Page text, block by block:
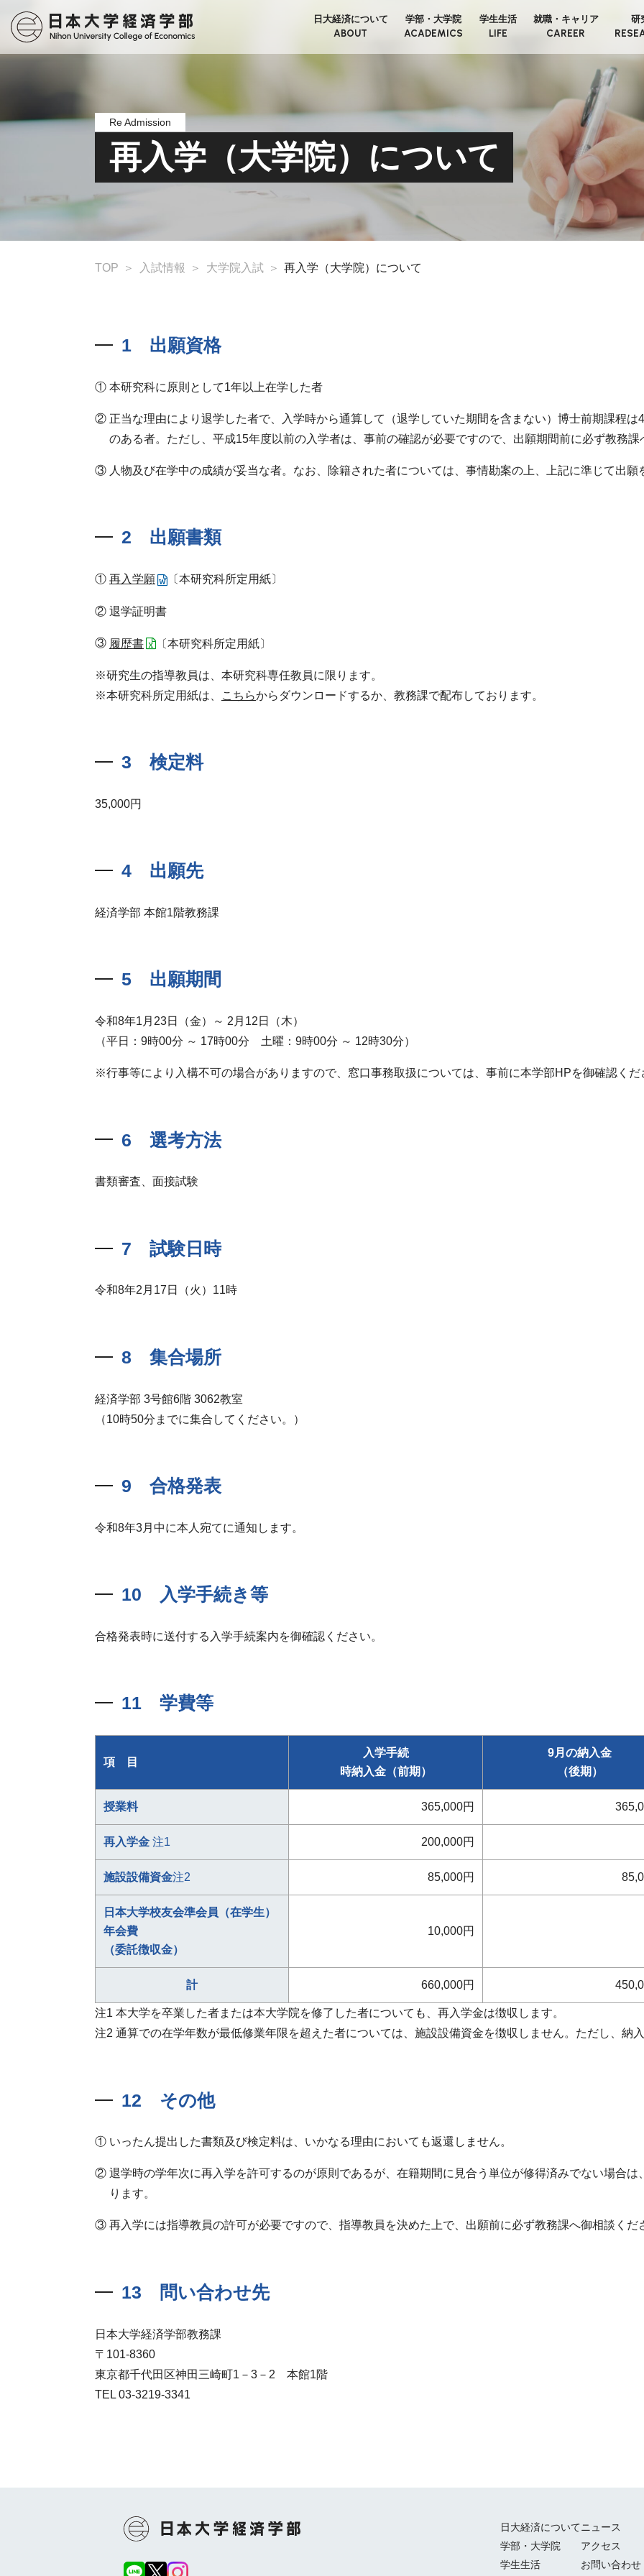
日大経済について
ABOUT
学部・大学院
ACADEMICS
学生生活
LIFE
就職・キャリア
CAREER
研
Re Admission
再入学（大学院）について
TOP 入試情報 大学院入試 再入学（大学院）について
1 出願資格
本研究科に原則として1年以上在学した者
正当な理由により退学した者で、入学時から通算して（退学していた期間を含まない）博士前期課程
のある者。ただし、平成15年度以前の入学者は、事前の確認が必要ですので、出願期間前に必ず教務課
人物及び在学中の成績が妥当な者。なお、除籍された者については、事情勘案の上、上記に準じて出願
2 出願書類
再入学願 〔本研究科所定用紙〕
退学証明書
履歴書 〔本研究科所定用紙〕
研究生の指導教員は、本研究科専任教員に限ります。
本研究科所定用紙は、
こちらからダウンロードするか、教務課で配布しております。
3 検定料
35,000円
4 出願先
経済学部 本館1階教務課
5 出願期間
令和8年1月23日（金）～ 2月12日（木）
（平日：9時00分 ～ 17時00分 土曜：9時00分 ～ 12時30分）
行事等により入構不可の場合がありますので、窓口事務取扱については、事前に本学部HPを御確認くだ
6 選考方法
書類審査、面接試験
7 試験日時
令和8年2月17日（火）11時
8 集合場所
経済学部 3号館6階 3062教室
（10時50分までに集合してください。）
9 合格発表
令和8年3月中に本人宛てに通知します。
10 入学手続き等
合格発表時に送付する入学手続案内を御確認ください。
11 学費等
項 目
入学手続
時納入金（前期）
9月の納入金
（後期）
授業料 365,000円
再入学金 注1 200,000円
施設設備資金注2 85,000円
日本大学校友会準会員（在学生）
年会費
（委託徴収金）
10,000円
計 660,000円
注1 本大学を卒業した者または本大学院を修了した者についても、再入学金は徴収します。
注2 通算での在学年数が最低修業年限を超えた者については、施設設備資金を徴収しません。ただし、納
12 その他
いったん提出した書類及び検定料は、いかなる理由においても返還しません。
退学時の学年次に再入学を許可するのが原則であるが、在籍期間に見合う単位が修得済みでない場合
ります。
再入学には指導教員の許可が必要ですので、指導教員を決めた上で、出願前に必ず教務課へ御相談くだ
13 問い合わせ先
日本大学経済学部教務課
〒101-8360
東京都千代田区神田三崎町1－3－2 本館1階
TEL 03-3219-3341
日大経済について
学部・大学院
学生生活
ニュース
アクセス
お問い合わ